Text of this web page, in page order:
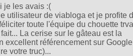
je les avais :(
utilisateur de viabloga et je profite
toute l'équipe du chouette
La cerise sur le gâteau est la
excellent référencement sur Google
votre truc)...